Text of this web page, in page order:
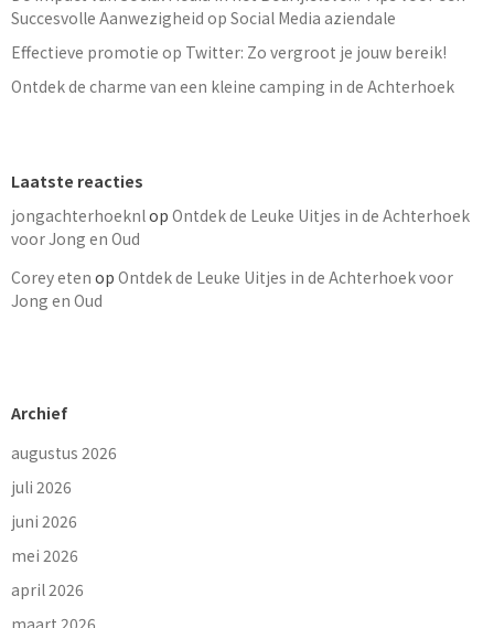
Succesvolle Aanwezigheid op Social Media aziendale
Effectieve promotie op Twitter: Zo vergroot je jouw bereik!
Ontdek de charme van een kleine camping in de Achterhoek
Laatste reacties
jongachterhoeknl op Ontdek de Leuke Uitjes in de Achterhoek
voor Jong en Oud
Corey eten op Ontdek de Leuke Uitjes in de Achterhoek voor
Jong en Oud
Archief
augustus 2026
juli 2026
juni 2026
mei 2026
april 2026
maart 2026